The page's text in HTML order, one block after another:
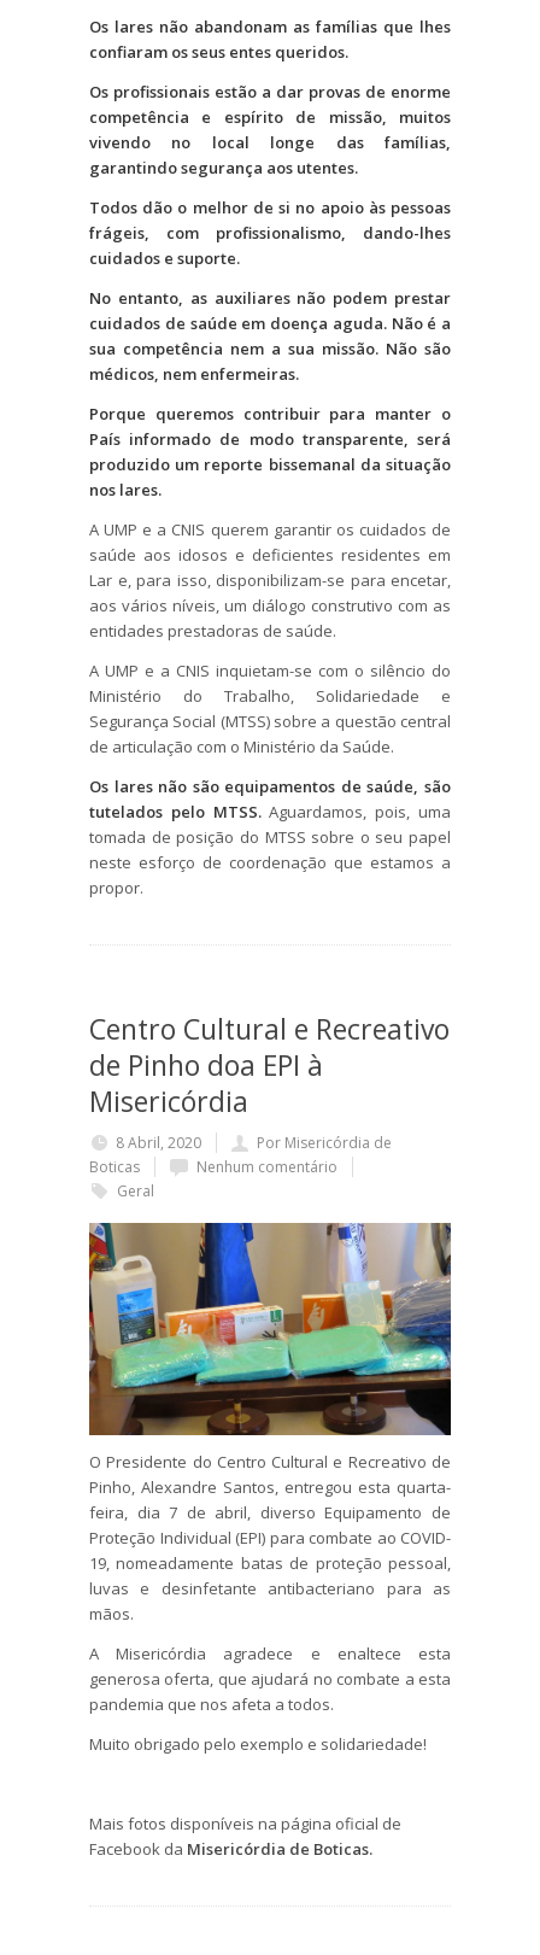
Os lares não abandonam as famílias que lhes
confiaram os seus entes queridos.
Os profissionais estão a dar provas de enorme
competência e espírito de missão, muitos
vivendo no local longe das famílias,
garantindo segurança aos utentes.
Todos dão o melhor de si no apoio às pessoas
frágeis, com profissionalismo, dando-lhes
cuidados e suporte.
No entanto, as auxiliares não podem prestar
cuidados de saúde em doença aguda. Não é a
sua competência nem a sua missão. Não são
médicos, nem enfermeiras.
Porque queremos contribuir para manter o
País informado de modo transparente, será
produzido um reporte bissemanal da situação
nos lares.
A UMP e a CNIS querem garantir os cuidados de
saúde aos idosos e deficientes residentes em
Lar e, para isso, disponibilizam-se para encetar,
aos vários níveis, um diálogo construtivo com as
entidades prestadoras de saúde.
A UMP e a CNIS inquietam-se com o silêncio do
Ministério do Trabalho, Solidariedade e
Segurança Social (MTSS) sobre a questão central
de articulação com o Ministério da Saúde.
Os lares não são equipamentos de saúde, são
tutelados pelo MTSS.Aguardamos, pois, uma
tomada de posição do MTSS sobre o seu papel
neste esforço de coordenação que estamos a
propor.
Centro Cultural e Recreativo
de Pinho doa EPI à
Misericórdia
8 Abril, 2020
Por Misericórdia de
Boticas
Nenhum comentário
Geral
O Presidente do Centro Cultural e Recreativo de
Pinho, Alexandre Santos, entregou esta quarta-
feira, dia 7 de abril, diverso Equipamento de
Proteção Individual (EPI) para combate ao COVID-
19, nomeadamente batas de proteção pessoal,
luvas e desinfetante antibacteriano para as
mãos.
A Misericórdia agradece e enaltece esta
generosa oferta, que ajudará no combate a esta
pandemia que nos afeta a todos.
Muito obrigado pelo exemplo e solidariedade!
Mais fotos disponíveis na página oficial de
Facebook da Misericórdia de Boticas.